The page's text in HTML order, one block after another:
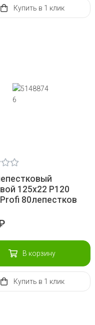
Купить в 1 клик
125х22 Р120
80лепестков
В корзину
Купить в 1 клик